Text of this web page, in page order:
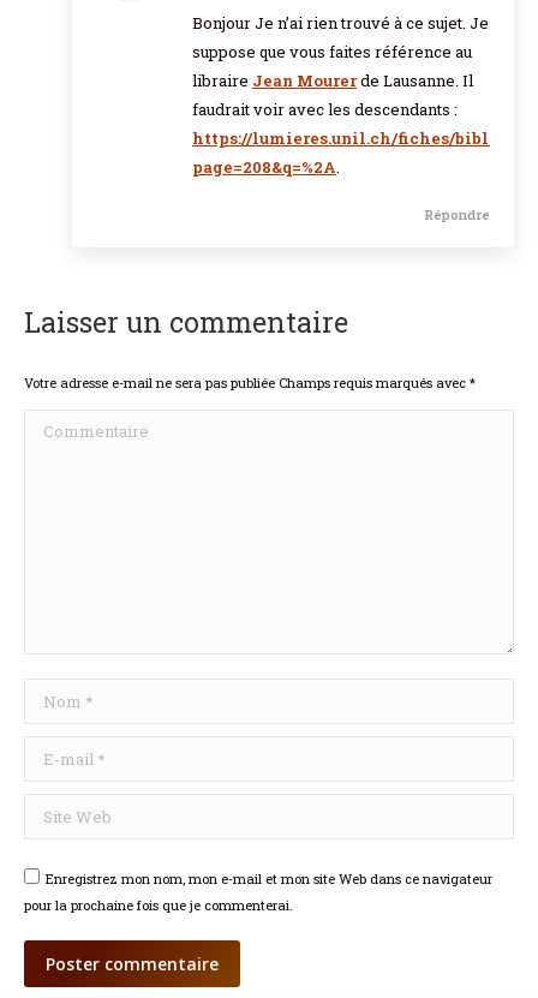
:Bonjour Je n’ai rien trouvé à ce sujet. Je
suppose que vous faites référence au
libraire Jean Mourerde Lausanne. Il
faudrait voir avec les descendants :
https://lumieres.unil.ch/fiches/biblio/
page=208&q=%2A.
Répondre
Laisser un commentaire
Votre adresse e-mail ne sera pas publiée Champs requis marqués avec *
Commentaire
Nom *
E-mail *
Site Web
Enregistrez mon nom, mon e-mail et mon site Web dans ce navigateur
pour la prochaine fois que je commenterai.
Poster commentaire